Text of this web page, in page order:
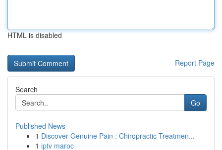
HTML is disabled
Report Page
Search
Go
Published News
1 Discover Genuine Pain : Chiropractic Treatmen...
1 iptv maroc